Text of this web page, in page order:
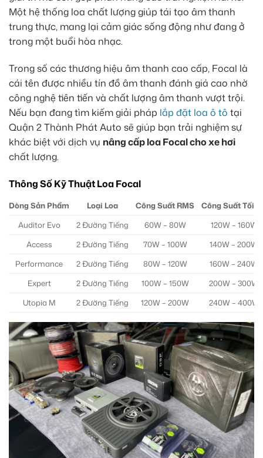
Một hệ thống loa chất lượng giúp tái tạo âm thanh
trung thực, mang lại cảm giác sống động như đang ở
trong một buổi hòa nhạc.
Trong số các thương hiệu âm thanh cao cấp, Focal là
cái tên được nhiều tín đồ âm thanh đánh giá cao nhờ
công nghệ tiên tiến và chất lượng âm thanh vượt trội.
Nếu bạn đang tìm kiếm giải pháp lắp đặt loa ô tô tại
Quận 2 Thành Phát Auto sẽ giúp bạn trải nghiệm sự
khác biệt với dịch vụ nâng cấp loa Focal cho xe hơi
chất lượng.
Thông Số Kỹ Thuật Loa Focal
Dòng Sản Phẩm Loại Loa Công Suất RMS
Công Suất Tối
Auditor Evo
2 Đường Tiếng 60W – 80W
120W – 160W
Access
2 Đường Tiếng 70W – 100W
140W – 200W
Performance
2 Đường Tiếng 80W – 120W
160W – 240W
Expert
2 Đường Tiếng 100W – 150W
200W – 300W
Utopia M
2 Đường Tiếng 120W – 200W 240W – 400W